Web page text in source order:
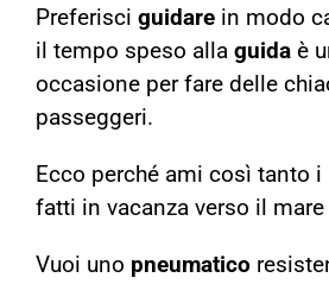
Preferisci guidare in modo
il tempo speso alla guida è
occasione per fare delle
passeggeri.
Ecco perché ami così tanto
fatti in vacanza verso il
Vuoi uno pneumatico